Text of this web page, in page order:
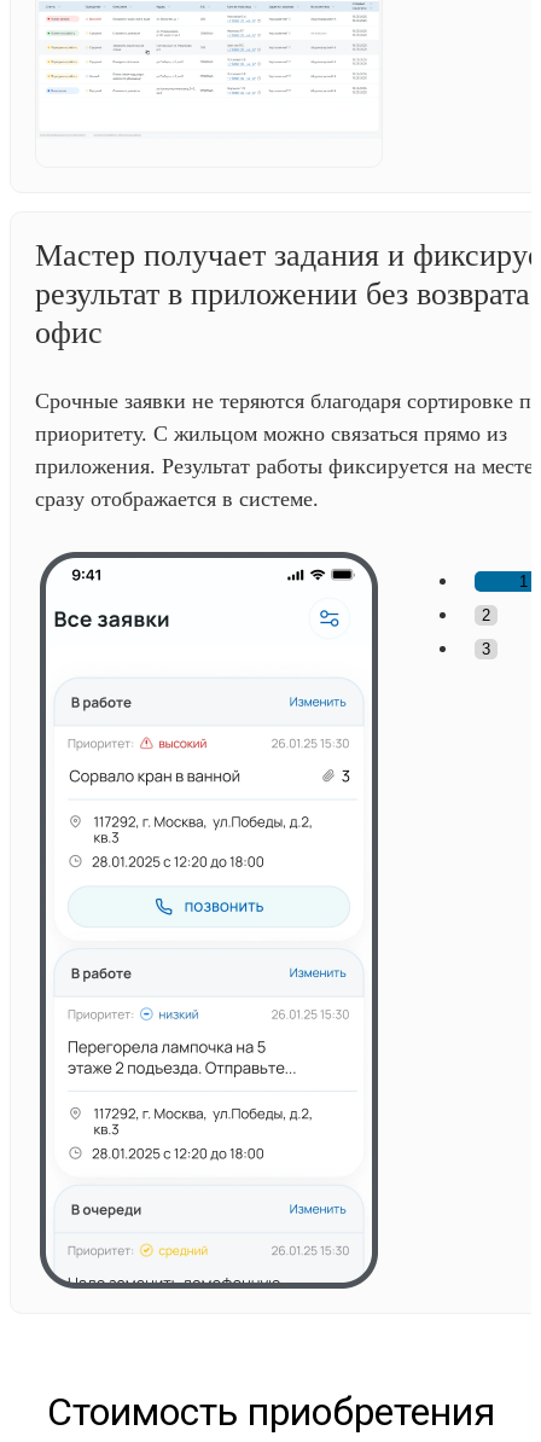
Мастер получает задания и
результат в приложении без возврата
офис
Срочные заявки не теряются благодаря сортировке по
приоритету. С жильцом можно связаться прямо из
приложения. Результат работы фиксируется на месте
сразу отображается в системе.
1
2
3
Стоимость приобретения